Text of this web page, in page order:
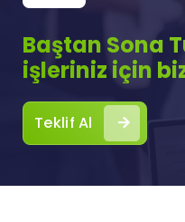
Baştan Sona
işleriniz için
Teklif Al